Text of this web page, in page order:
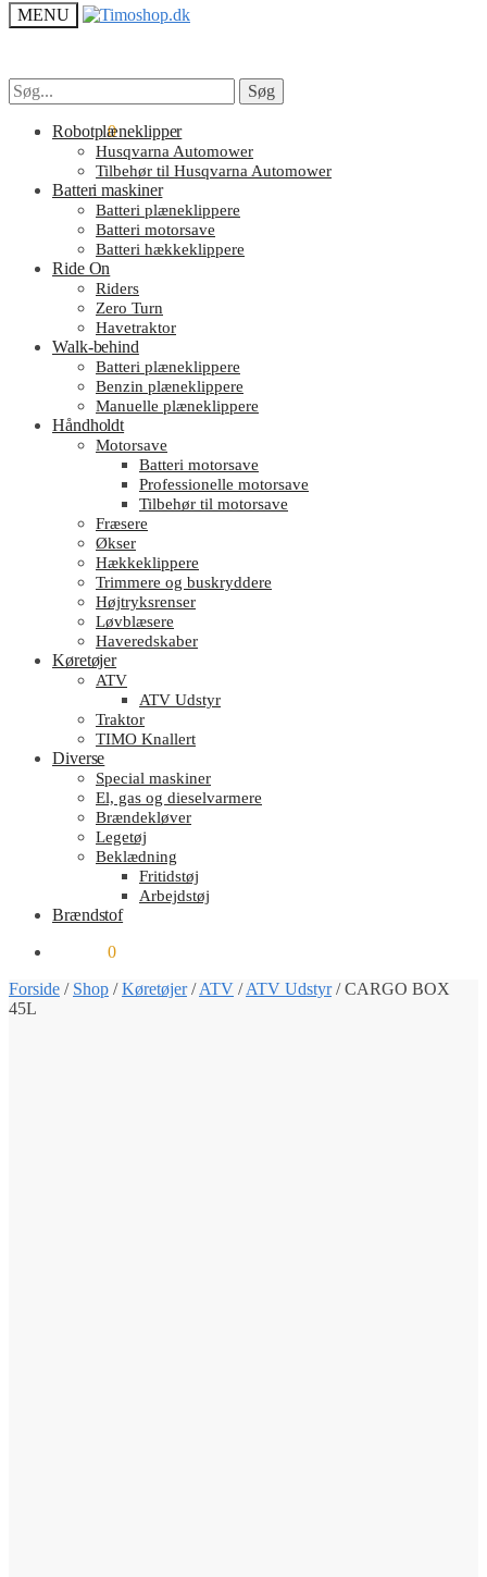
MENU
Søg
efter:
Søg
kr.0.00 0
Søg
efter:
Søg
Robotplæneklipper
Husqvarna Automower
Tilbehør til Husqvarna Automower
Batteri maskiner
Batteri plæneklippere
Batteri motorsave
Batteri hækkeklippere
Ride On
Riders
Zero Turn
Havetraktor
Walk-behind
Batteri plæneklippere
Benzin plæneklippere
Manuelle plæneklippere
Håndholdt
Motorsave
Batteri motorsave
Professionelle motorsave
Tilbehør til motorsave
Fræsere
Økser
Hækkeklippere
Trimmere og buskryddere
Højtryksrenser
Løvblæsere
Haveredskaber
Køretøjer
ATV
ATV Udstyr
Traktor
TIMO Knallert
Diverse
Special maskiner
El, gas og dieselvarmere
Brændekløver
Legetøj
Beklædning
Fritidstøj
Arbejdstøj
Brændstof
0
Forside / Shop /Køretøjer/ATV /ATV Udstyr/CARGO BOX
45L